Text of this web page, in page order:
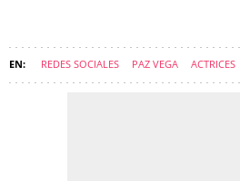
REDES SOCIALES PAZ VEGA ACTRICES